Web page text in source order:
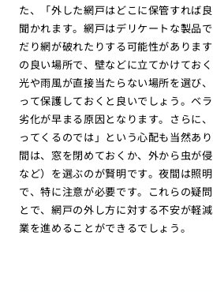
た、「外した網戸はどこに保管すれば
聞かれます。網戸はデリケートな製品
だり網が破れたりする可能性がありま
の良い場所で、壁などに立てかけてお
光や雨風が直接当たらない場所を選び
って保護しておくと良いでしょう。ベ
劣化が早まる原因となります。さらに
ってくるのでは」という心配も当然あ
間は、窓を閉めておくか、外から虫が
など）を選ぶのが賢明です。夜間は照
で、特に注意が必要です。これらの疑
とで、網戸の外し方に対する不安が軽
業を進めることができるでしょう。